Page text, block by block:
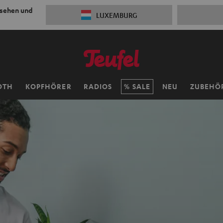
und LUXEMBURG
KOPFHÖRER RADIOS SALE NEU